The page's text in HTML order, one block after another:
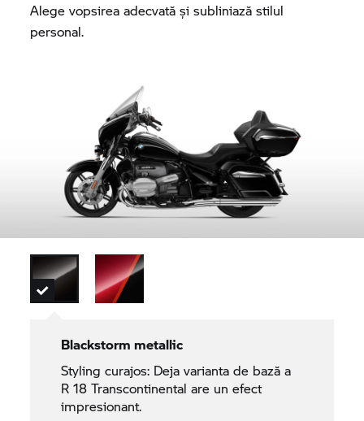
Alege vopsirea adecvată și subliniază stilul
personal.
Blackstorm metallic
Styling curajos: Deja varianta de bază a
R 18Transcontinental are un efect
impresionant.